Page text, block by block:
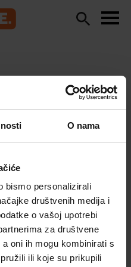
O nama
bismo personalizirali
društvenih medija i
o vašoj upotrebi
za društvene
oni ih mogu kombinirati s
ili koje su prikupili
roditeljstva